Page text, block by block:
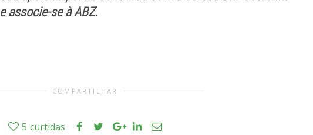
eassocie-se à ABZ.
COMPARTILHAR
5 curtidas